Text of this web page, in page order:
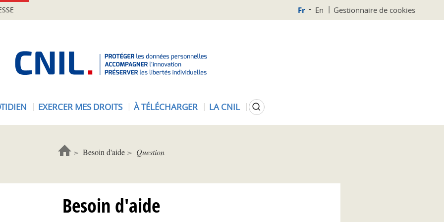
Fr En Gestionnaire de cookies
EXERCER MES DROITS À TÉLÉCHARGER LA CNIL Rechercher
Besoin d'aide Question
Besoin d'aide